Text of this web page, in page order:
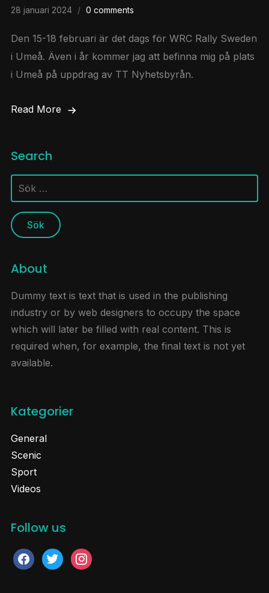
28 januari 2024 0 comments
Den 15-18 februari är det dags för WRC Rally Sweden
i Umeå. Även i år kommer jag att befinna mig på plats
i Umeå på uppdrag av TT Nyhetsbyrån.
Read More
Search
Sök
efter:
About
Dummy text is text that is used in the publishing
industry or by web designers to occupy the space
which will later be filled with real content. This is
required when, for example, the final text is not yet
available.
Kategorier
General
Scenic
Sport
Videos
Follow us
facebook
twitter instagram